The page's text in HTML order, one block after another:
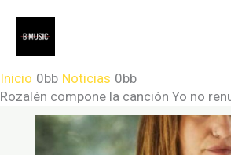
contenido
Inicio
Noticias
Rozalén compone la canción Yo no